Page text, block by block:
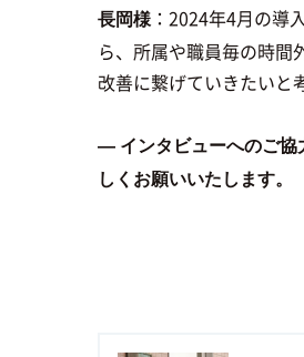
長岡様：2024年4月の導
ら、所属や職員毎の時
改善に繋げていきたいと
― インタビューへのご協
しくお願いいたします。